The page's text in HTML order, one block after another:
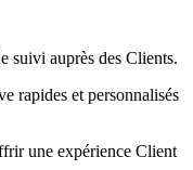
suivi auprès des Clients.
rapides et personnalisés
une expérience Client